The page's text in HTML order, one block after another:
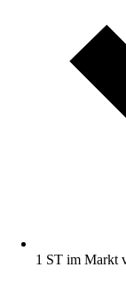
1 ST im Markt